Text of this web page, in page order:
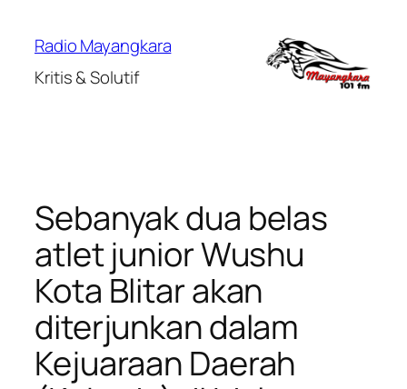
Radio Mayangkara
Kritis & Solutif
Sebanyak dua belas
atlet junior Wushu
Kota Blitar akan
diterjunkan dalam
Kejuaraan Daerah